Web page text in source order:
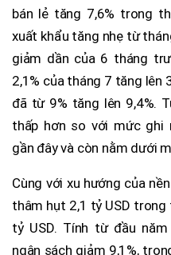
bán lẻ tăng 7,6% trong
xuất khẩu tăng nhẹ từ
giảm dần của 6 tháng
2,1% của tháng 7 tăng lên
đã từ 9% tăng lên 9,4%.
thấp hơn so với mức ghi
gần đây và còn nằm dưới
Cùng với xu hướng của
thâm hụt 2,1 tỷ USD
tỷ USD. Tính từ đầu
ngân sách giảm 9,1%,